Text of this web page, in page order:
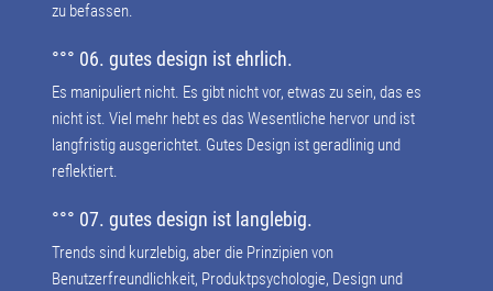
zu befassen.
°°° 06. gutes design ist ehrlich.
Es manipuliert nicht. Es gibt nicht vor, etwas zu sein, das es
nicht ist. Viel mehr hebt es das Wesentliche hervor und ist
langfristig ausgerichtet. Gutes Design ist geradlinig und
reflektiert.
°°° 07. gutes design ist langlebig.
Trends sind kurzlebig, aber die Prinzipien von
Benutzerfreundlichkeit, Produktpsychologie, Design und